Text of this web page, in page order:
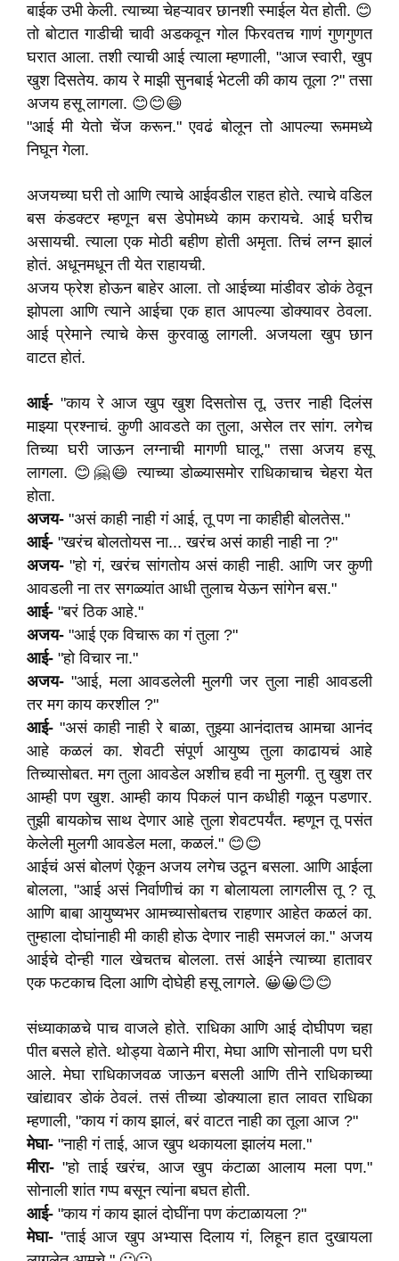
बाईक उभी केली. त्याच्या चेहऱ्यावर छानशी स्माईल येत होती. 😊
तो बोटात गाडीची चावी अडकवून गोल फिरवतच गाणं गुणगुणत
घरात आला. तशी त्याची आई त्याला म्हणाली, "आज स्वारी, खुप
खुश दिसतेय. काय रे माझी सुनबाई भेटली की काय तूला ?" तसा
अजय हसू लागला. 😊😊😄
"आई मी येतो चेंज करून." एवढं बोलून तो आपल्या रूममध्ये
निघून गेला.
अजयच्या घरी तो आणि त्याचे आईवडील राहत होते. त्याचे वडिल
बस कंडक्टर म्हणून बस डेपोमध्ये काम करायचे. आई घरीच
असायची. त्याला एक मोठी बहीण होती अमृता. तिचं लग्न झालं
होतं. अधूनमधून ती येत राहायची.
अजय फ्रेश होऊन बाहेर आला. तो आईच्या मांडीवर डोकं ठेवून
झोपला आणि त्याने आईचा एक हात आपल्या डोक्यावर ठेवला.
आई प्रेमाने त्याचे केस कुरवाळु लागली. अजयला खुप छान
वाटत होतं.
आई- "काय रे आज खुप खुश दिसतोस तू. उत्तर नाही दिलंस
माझ्या प्रश्नाचं. कुणी आवडते का तुला, असेल तर सांग. लगेच
तिच्या घरी जाऊन लग्नाची मागणी घालू." तसा अजय हसू
लागला. 😊🤗😄 त्याच्या डोळ्यासमोर राधिकाचाच चेहरा येत
होता.
अजय- "असं काही नाही गं आई, तू पण ना काहीही बोलतेस."
आई- "खरंच बोलतोयस ना... खरंच असं काही नाही ना ?"
अजय- "हो गं, खरंच सांगतोय असं काही नाही. आणि जर कुणी
आवडली ना तर सगळ्यांत आधी तुलाच येऊन सांगेन बस."
आई- "बरं ठिक आहे."
अजय- "आई एक विचारू का गं तुला ?"
आई- "हो विचार ना."
अजय- "आई, मला आवडलेली मुलगी जर तुला नाही आवडली
तर मग काय करशील ?"
आई- "असं काही नाही रे बाळा, तुझ्या आनंदातच आमचा आनंद
आहे कळलं का. शेवटी संपूर्ण आयुष्य तुला काढायचं आहे
तिच्यासोबत. मग तुला आवडेल अशीच हवी ना मुलगी. तु खुश तर
आम्ही पण खुश. आम्ही काय पिकलं पान कधीही गळून पडणार.
तुझी बायकोच साथ देणार आहे तुला शेवटपर्यंत. म्हणून तू पसंत
केलेली मुलगी आवडेल मला, कळलं." 😊😊
आईचं असं बोलणं ऐकून अजय लगेच उठून बसला. आणि आईला
बोलला, "आई असं निर्वाणीचं का ग बोलायला लागलीस तू ? तू
आणि बाबा आयुष्यभर आमच्यासोबतच राहणार आहेत कळलं का.
तुम्हाला दोघांनाही मी काही होऊ देणार नाही समजलं का." अजय
आईचे दोन्ही गाल खेचतच बोलला. तसं आईने त्याच्या हातावर
एक फटकाच दिला आणि दोघेही हसू लागले. 😀😀😊😊
संध्याकाळचे पाच वाजले होते. राधिका आणि आई दोघीपण चहा
पीत बसले होते. थोड्या वेळाने मीरा, मेघा आणि सोनाली पण घरी
आले. मेघा राधिकाजवळ जाऊन बसली आणि तीने राधिकाच्या
खांद्यावर डोकं ठेवलं. तसं तीच्या डोक्याला हात लावत राधिका
म्हणाली, "काय गं काय झालं, बरं वाटत नाही का तूला आज ?"
मेघा- "नाही गं ताई, आज खुप थकायला झालंय मला."
मीरा- "हो ताई खरंच, आज खुप कंटाळा आलाय मला पण."
सोनाली शांत गप्प बसून त्यांना बघत होती.
आई- "काय गं काय झालं दोघींना पण कंटाळायला ?"
मेघा- "ताई आज खुप अभ्यास दिलाय गं, लिहून हात दुखायला